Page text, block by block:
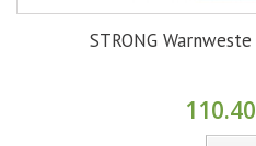
STRONG